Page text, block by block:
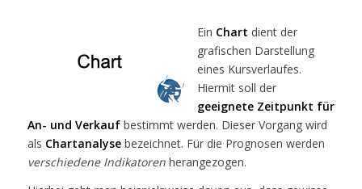
Ein Chart dient der
grafischen Darstellung
eines Kursverlaufes.
Hiermit soll der
geeignete Zeitpunkt für
An- und Verkaufbestimmt werden. Dieser Vorgang wird
als Chartanalysebezeichnet. Für die Prognosen werden
verschiedene Indikatorenherangezogen.